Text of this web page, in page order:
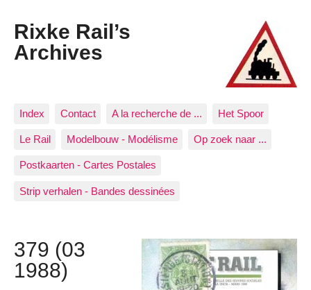
Rixke Rail’s
Archives
Index Contact A la recherche de ... Het Spoor
Le Rail Modelbouw - Modélisme Op zoek naar ...
Postkaarten - Cartes Postales
Strip verhalen - Bandes dessinées
379 (03
1988)